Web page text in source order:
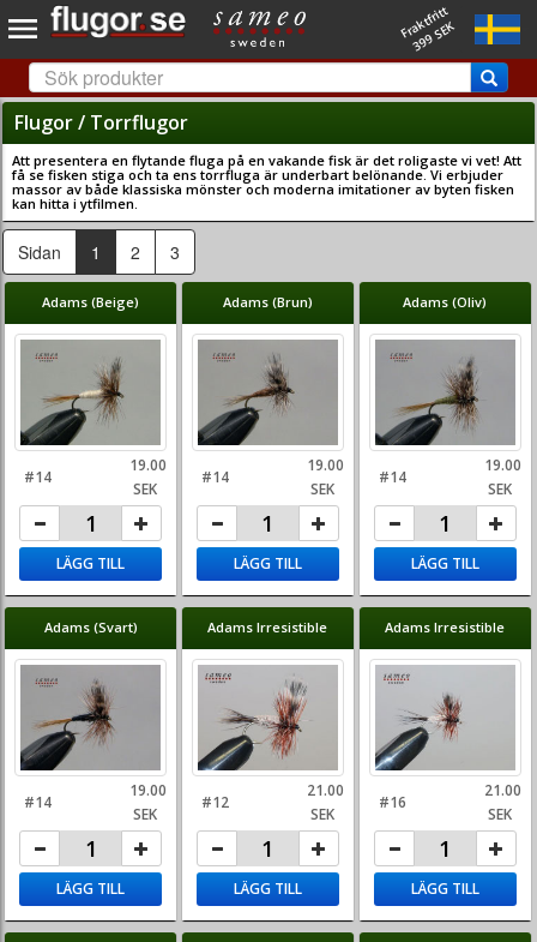
Fraktfritt
399 SEK
Flugor / Torrflugor
Att presentera en flytande fluga på en vakande fisk är det roligaste vi vet! Att
få se fisken stiga och ta ens torrfluga är underbart belönande. Vi erbjuder
massor av både klassiska mönster och moderna imitationer av byten fisken
kan hitta i ytfilmen.
Sidan (current)
1 (current)
2 3
Adams (Beige)
#14
19.00
SEK
LÄGG TILL
Adams (Brun)
#14
19.00
SEK
LÄGG TILL
Adams (Oliv)
#14
19.00
SEK
LÄGG TILL
Adams (Svart)
#14
19.00
SEK
LÄGG TILL
Adams Irresistible
#12
21.00
SEK
LÄGG TILL
Adams Irresistible
#16
21.00
SEK
LÄGG TILL